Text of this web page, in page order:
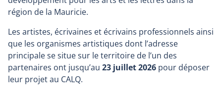
région de la Mauricie.
Les artistes, écrivaines et écrivains professionnels ainsi
que les organismes artistiques dont l’adresse
principale se situe sur le territoire de l’un des
partenaires ont jusqu’au 23 juillet 2026 pour déposer
leur projet au CALQ.